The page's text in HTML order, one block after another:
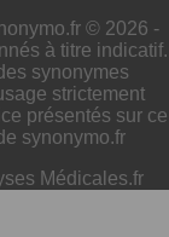
© 2026 -
à titre indicatif.
synonymes
strictement
présentés sur ce
synonymo.fr
Médicales.fr